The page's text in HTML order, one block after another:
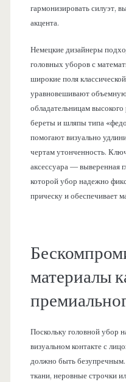
гармонизировать силуэт,
акцента.
Немецкие дизайнеры
головных уборов с
широкие поля
уравновешивают
обладательницам
береты и шляпы типа
помогают визуально
чертам утонченность.
аксессуара — выверенная
которой убор надежно
прическу и обеспечивает
материалы
Поскольку головной убор
визуальном контакте с
должно быть
ткани, неровные строчки